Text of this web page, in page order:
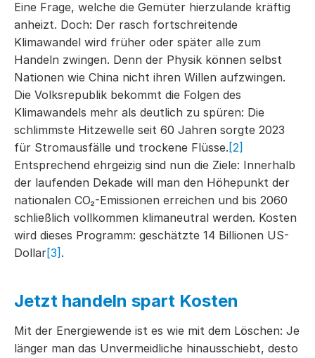
Eine Frage, welche die Gemüter hierzulande kräftig
anheizt. Doch: Der rasch fortschreitende
Klimawandel wird früher oder später alle zum
Handeln zwingen. Denn der Physik können selbst
Nationen wie China nicht ihren Willen aufzwingen.
Die Volksrepublik bekommt die Folgen des
Klimawandels mehr als deutlich zu spüren: Die
schlimmste Hitzewelle seit 60 Jahren sorgte 2023
für Stromausfälle und trockene Flüsse. [2]
Entsprechend ehrgeizig sind nun die Ziele: Innerhalb
der laufenden Dekade will man den Höhepunkt der
nationalen CO₂-Emissionen erreichen und bis 2060
schließlich vollkommen klimaneutral werden. Kosten
wird dieses Programm: geschätzte 14 Billionen US-
Dollar[3] .
Jetzt handeln spart Kosten
Mit der Energiewende ist es wie mit dem Löschen: Je
länger man das Unvermeidliche hinausschiebt, desto